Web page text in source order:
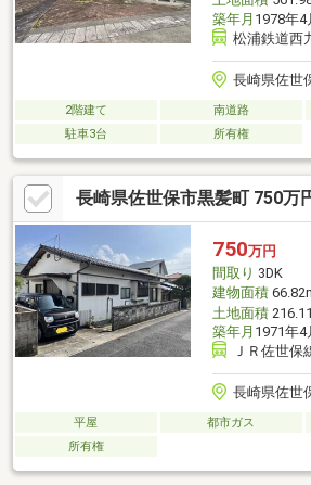
築年月 1978年
松浦鉄道西
長崎県佐世
2階建て 南道路
駐車3台
所有権
長崎県佐世保市黒髪町 750万
750万円
間取り 3DK
建物面積
土地面積
築年月 1971年
ＪＲ佐世保
長崎県佐世
平屋 都市ガス
所有権